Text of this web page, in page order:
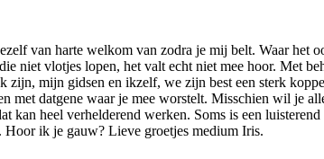
van harte welkom van zodra je mij belt. Waar het
niet vlotjes lopen, het valt echt niet mee hoor. Met
zijn, mijn gidsen en ikzelf, we zijn best een sterk
met datgene waar je mee worstelt. Misschien wil je
kan heel verhelderend werken. Soms is een
Hoor ik je gauw? Lieve groetjes medium Iris.